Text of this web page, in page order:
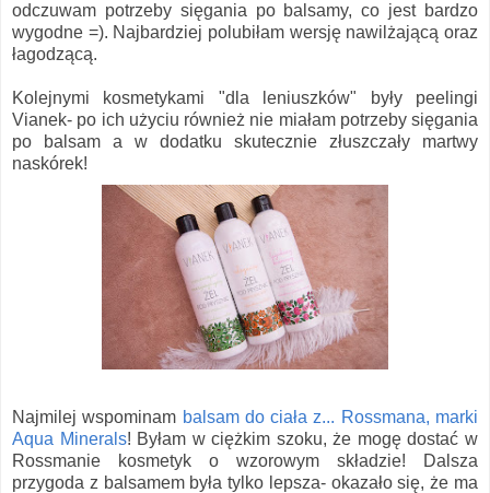
odczuwam potrzeby sięgania po balsamy, co jest bardzo
wygodne =). Najbardziej polubiłam wersję nawilżającą oraz
łagodzącą.
Kolejnymi kosmetykami "dla leniuszków" były peelingi
Vianek- po ich użyciu również nie miałam potrzeby sięgania
po balsam a w dodatku skutecznie złuszczały martwy
naskórek!
Najmilej wspominam balsam do ciała z... Rossmana, marki
Aqua Minerals! Byłam w ciężkim szoku, że mogę dostać w
Rossmanie kosmetyk o wzorowym składzie! Dalsza
przygoda z balsamem była tylko lepsza- okazało się, że ma